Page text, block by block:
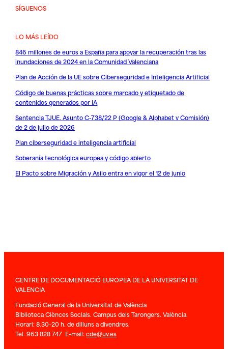
SÍGUENOS
LO MÁS LEÍDO
846 millones de euros a España para apoyar la recuperación tras las
inundaciones de 2024 en la Comunidad Valenciana
Plan de Acción de la UE sobre Ciberseguridad e Inteligencia Artificial
Código de buenas prácticas sobre marcado y etiquetado de
contenidos generados por IA
Sentencia TJUE. Asunto C-738/22 P (Google & Alphabet v Comisión)
de 2 de julio de 2026
Plan ciberseguridad e inteligencia artificial
Soberanía tecnológica europea y código abierto
El Pacto sobre Migración y Asilo entra en vigor el 12 de junio
CENTRE DE DOCUMENTACIÓ EUROPEA DE LA UNIVERSITAT DE
VALENCIA
Fundació General de la Universitat de València
Biblioteca Ciènces Socials. Campus dels Tarongers. València.
Horari: 8.30-20 h. de dilluns a divendres.
Tel. 963 828 747 E-mail:cde@uv.es